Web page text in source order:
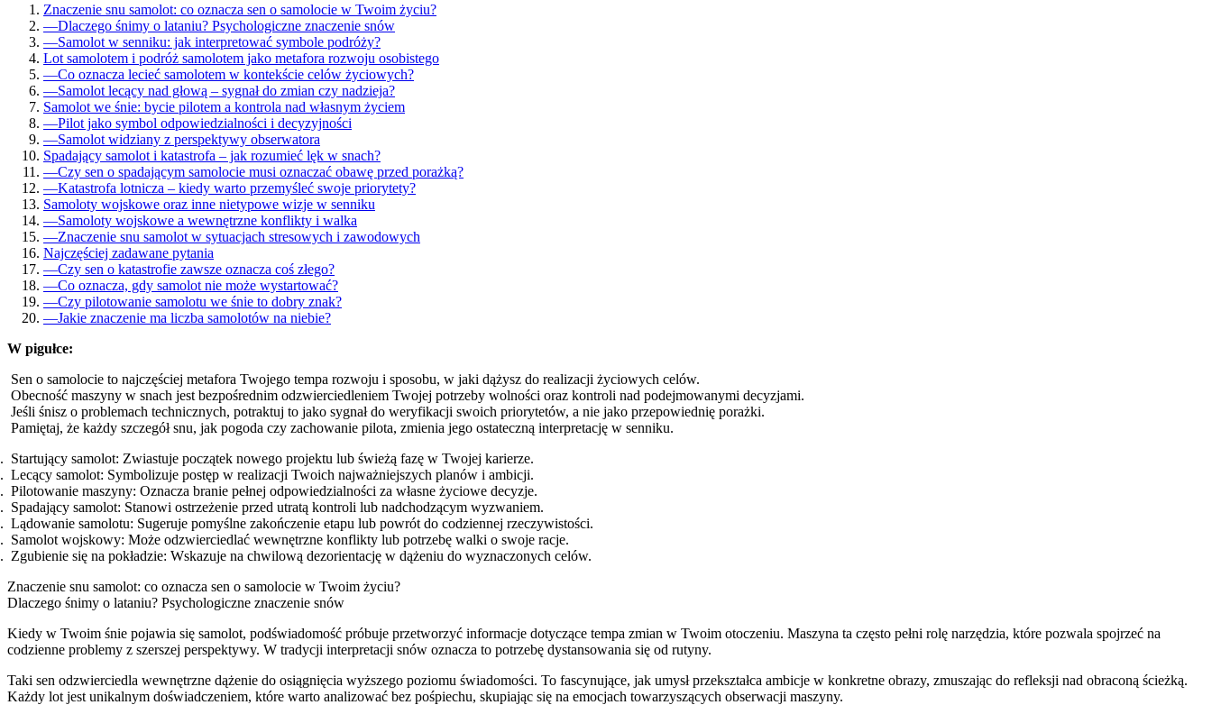
Znaczenie snu samolot: co oznacza sen o samolocie w Twoim życiu?
—Dlaczego śnimy o lataniu? Psychologiczne znaczenie snów
—Samolot w senniku: jak interpretować symbole podróży?
Lot samolotem i podróż samolotem jako metafora rozwoju osobistego
—Co oznacza lecieć samolotem w kontekście celów życiowych?
—Samolot lecący nad głową – sygnał do zmian czy nadzieja?
Samolot we śnie: bycie pilotem a kontrola nad własnym życiem
—Pilot jako symbol odpowiedzialności i decyzyjności
—Samolot widziany z perspektywy obserwatora
Spadający samolot i katastrofa – jak rozumieć lęk w snach?
—Czy sen o spadającym samolocie musi oznaczać obawę przed porażką?
—Katastrofa lotnicza – kiedy warto przemyśleć swoje priorytety?
Samoloty wojskowe oraz inne nietypowe wizje w senniku
—Samoloty wojskowe a wewnętrzne konflikty i walka
—Znaczenie snu samolot w sytuacjach stresowych i zawodowych
Najczęściej zadawane pytania
—Czy sen o katastrofie zawsze oznacza coś złego?
—Co oznacza, gdy samolot nie może wystartować?
—Czy pilotowanie samolotu we śnie to dobry znak?
—Jakie znaczenie ma liczba samolotów na niebie?
W pigułce:
Sen o samolocie to najczęściej metafora Twojego tempa rozwoju i sposobu, w jaki dążysz do realizacji życiowych celów.
Obecność maszyny w snach jest bezpośrednim odzwierciedleniem Twojej potrzeby wolności oraz kontroli nad podejmowanymi decyzjami.
Jeśli śnisz o problemach technicznych, potraktuj to jako sygnał do weryfikacji swoich priorytetów, a nie jako przepowiednię porażki.
Pamiętaj, że każdy szczegół snu, jak pogoda czy zachowanie pilota, zmienia jego ostateczną interpretację w senniku.
Startujący samolot: Zwiastuje początek nowego projektu lub świeżą fazę w Twojej karierze.
Lecący samolot: Symbolizuje postęp w realizacji Twoich najważniejszych planów i ambicji.
Pilotowanie maszyny: Oznacza branie pełnej odpowiedzialności za własne życiowe decyzje.
Spadający samolot: Stanowi ostrzeżenie przed utratą kontroli lub nadchodzącym wyzwaniem.
Lądowanie samolotu: Sugeruje pomyślne zakończenie etapu lub powrót do codziennej rzeczywistości.
Samolot wojskowy: Może odzwierciedlać wewnętrzne konflikty lub potrzebę walki o swoje racje.
Zgubienie się na pokładzie: Wskazuje na chwilową dezorientację w dążeniu do wyznaczonych celów.
Znaczenie snu samolot: co oznacza sen o samolocie w Twoim życiu?
Dlaczego śnimy o lataniu? Psychologiczne znaczenie snów
Kiedy w Twoim śnie pojawia się samolot, podświadomość próbuje przetworzyć informacje dotyczące tempa zmian w Twoim otoczeniu. Maszyna ta często pełni rolę narzędzia, które pozwala spojrzeć na
codzienne problemy z szerszej perspektywy. W tradycji interpretacji snów oznacza to potrzebę dystansowania się od rutyny.
Taki sen odzwierciedla wewnętrzne dążenie do osiągnięcia wyższego poziomu świadomości. To fascynujące, jak umysł przekształca ambicje w konkretne obrazy, zmuszając do refleksji nad obraconą ścieżką.
Każdy lot jest unikalnym doświadczeniem, które warto analizować bez pośpiechu, skupiając się na emocjach towarzyszących obserwacji maszyny.